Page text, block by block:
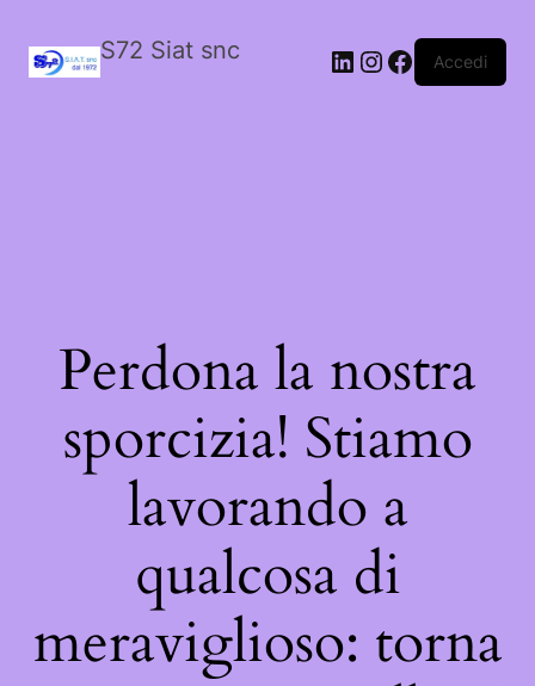
S72 Siat snc LinkedIn
Instagram
Facebook
Accedi
Perdona la nostra
sporcizia! Stiamo
lavorando a
qualcosa di
meraviglioso: torna